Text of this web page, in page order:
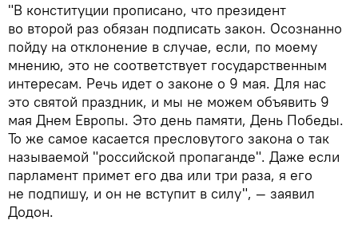
"В конституции прописано, что президент
во второй раз обязан подписать закон. Осознанно
пойду на отклонение в случае, если, по моему
мнению, это не соответствует государственным
интересам. Речь идет о законе о 9 мая. Для нас
это святой праздник, и мы не можем объявить 9
мая Днем Европы. Это день памяти, День Победы.
То же самое касается пресловутого закона о так
называемой "российской пропаганде". Даже если
парламент примет его два или три раза, я его
не подпишу, и он не вступит в силу", — заявил
Додон.